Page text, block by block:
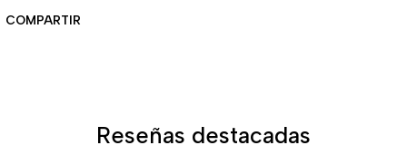
COMPARTIR
Reseñas destacadas